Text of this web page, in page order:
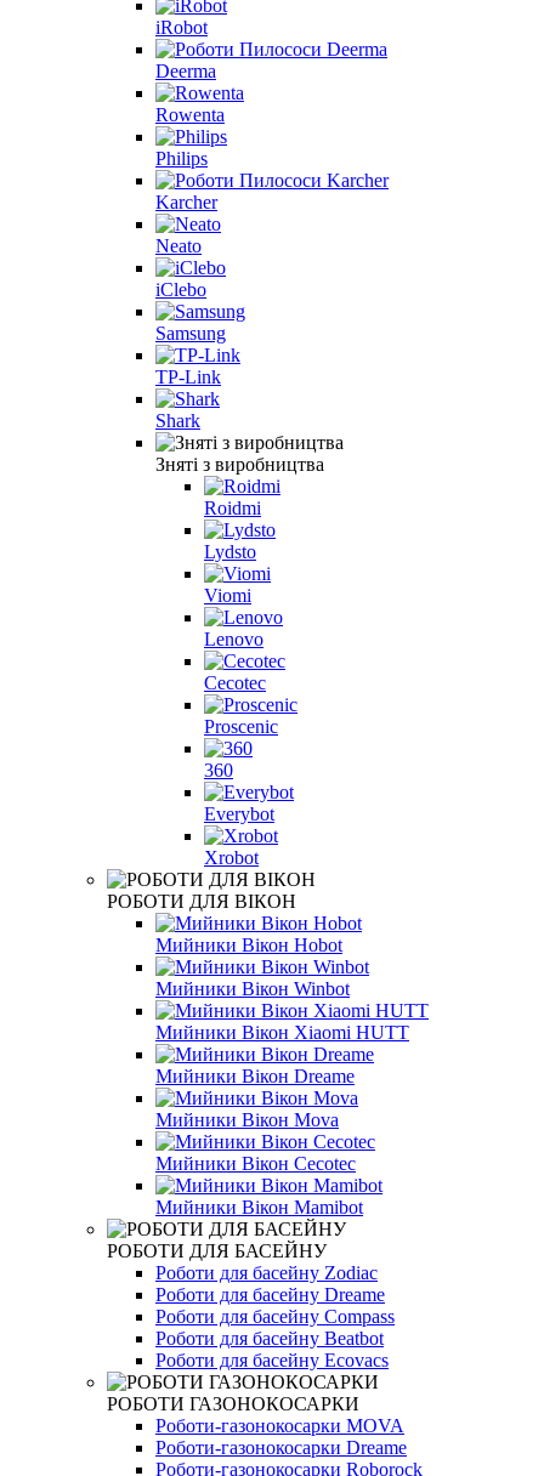
iRobot
Deerma
Rowenta
Philips
Karcher
Neato
iClebo
Samsung
TP-Link
Shark
Зняті з виробництва
Roidmi
Lydsto
Viomi
Lenovo
Cecotec
Proscenic
360
Everybot
Xrobot
РОБОТИ ДЛЯ ВІКОН
Мийники Вікон Hobot
Мийники Вікон Winbot
Мийники Вікон Xiaomi HUTT
Мийники Вікон Dreame
Мийники Вікон Mova
Мийники Вікон Сecotec
Мийники Вікон Mamibot
РОБОТИ ДЛЯ БАСЕЙНУ
Роботи для басейну Zodiac
Роботи для басейну Dreame
Роботи для басейну Compass
Роботи для басейну Beatbot
Роботи для басейну Ecovacs
РОБОТИ ГАЗОНОКОСАРКИ
Роботи-газонокосарки MOVA
Роботи-газонокосарки Dreame
Роботи-газонокосарки Roborock